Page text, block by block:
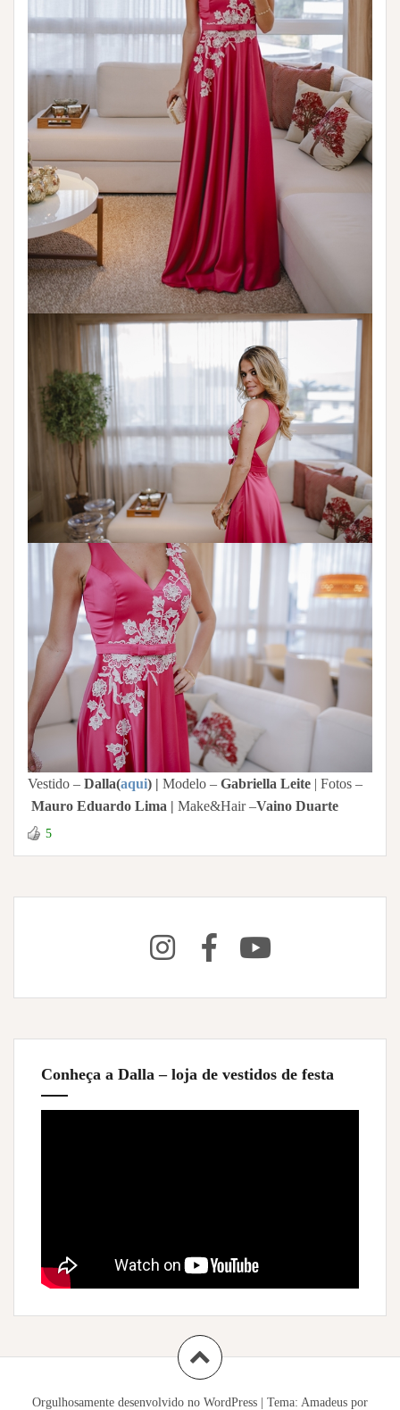
Vestido – Dalla(aqui) | Modelo – Gabriella Leite | Fotos –
Mauro Eduardo Lima | Make&Hair –Vaino Duarte
5
Conheça a Dalla – loja de vestidos de festa
Orgulhosamente desenvolvido no WordPress Tema: Amadeus por